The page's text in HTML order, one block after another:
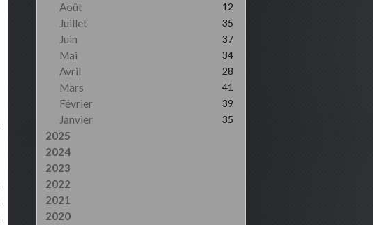
Août
12
Juillet 35
Juin 37
Mai 34
Avril 28
Mars 41
Février 39
Janvier 35
2025
2024
2023
2022
2021
2020